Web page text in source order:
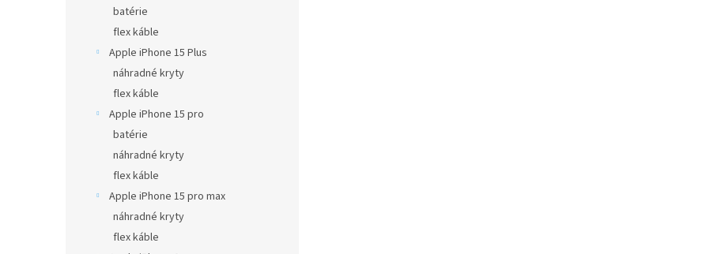
batérie
flex káble
Apple iPhone 15 Plus
náhradné kryty
flex káble
Apple iPhone 15 pro
batérie
náhradné kryty
flex káble
Apple iPhone 15 pro max
náhradné kryty
flex káble